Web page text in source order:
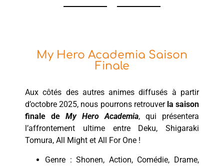
My Hero Academia Saison
Finale
Aux côtés des autres animes diffusés à partir
d’octobre 2025, nous pourrons retrouver la saison
finale de My Hero Academia, qui présentera
l’affrontement ultime entre Deku, Shigaraki
Tomura, All Might et All For One !
Genre : Shonen, Action, Comédie, Drame,